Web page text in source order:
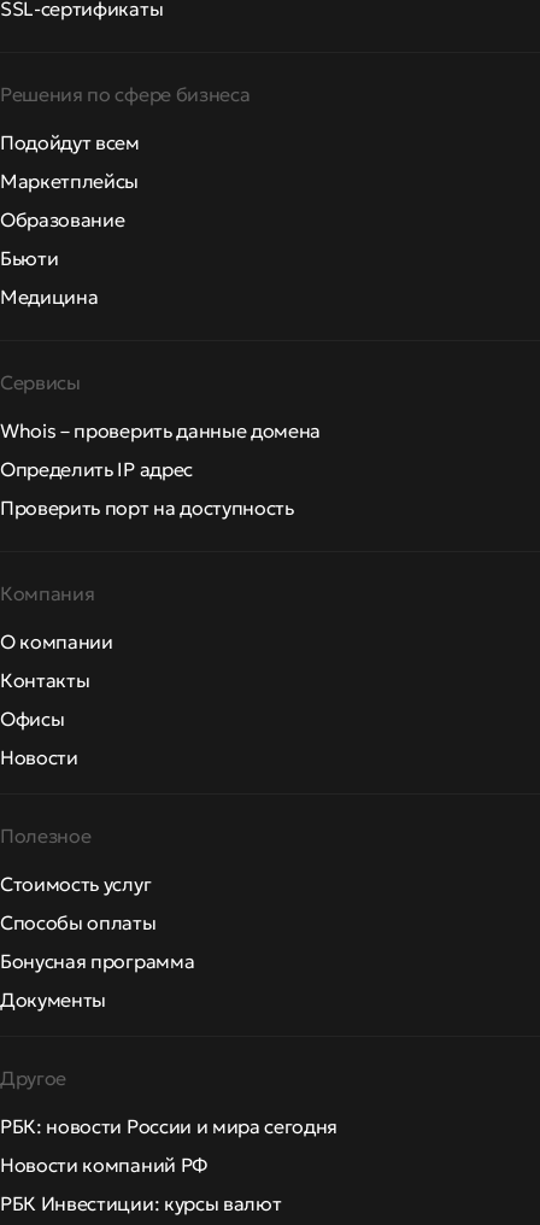
SSL-сертификаты
Решения по сфере бизнеса
Подойдут всем
Маркетплейсы
Образование
Бьюти
Медицина
Сервисы
Whois – проверить данные домена
Определить IP адрес
Проверить порт на доступность
Компания
О компании
Контакты
Офисы
Новости
Полезное
Стоимость услуг
Способы оплаты
Бонусная программа
Документы
Другое
РБК: новости России и мира сегодня
Новости компаний РФ
РБК Инвестиции: курсы валют